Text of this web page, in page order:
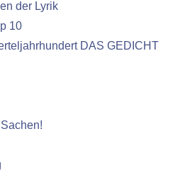
der Lyrik
10
DAS GEDICHT